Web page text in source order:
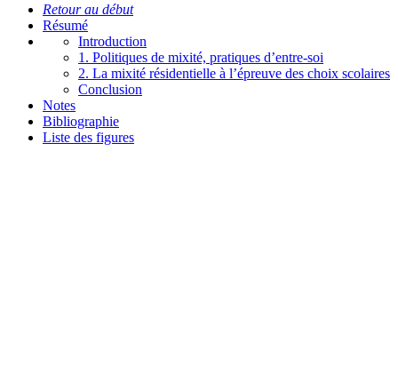
Retour au début
Résumé
Introduction
1. Politiques de mixité, pratiques d’entre-soi
2. La mixité résidentielle à l’épreuve des choix scolaires
Conclusion
Notes
Bibliographie
Liste des figures